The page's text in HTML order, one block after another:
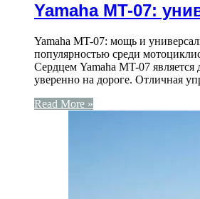
Yamaha MT-07:
Yamaha MT-07: мощь и
популярностью среди
Сердцем Yamaha MT-07 является
уверенно на дороге. Отличная
Read More »